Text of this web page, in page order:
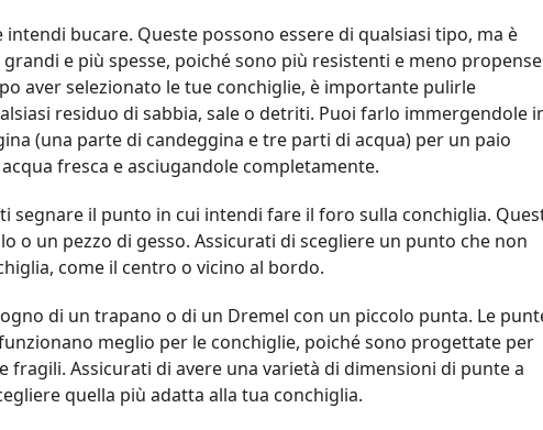
bucare. Queste possono essere di qualsiasi tipo, ma è
e più spesse, poiché sono più resistenti e meno
aver selezionato le tue conchiglie, è importante pulirle
residuo di sabbia, sale o detriti. Puoi farlo immergendole
(una parte di candeggina e tre parti di acqua) per un paio
fresca e asciugandole completamente.
segnare il punto in cui intendi fare il foro sulla conchiglia.
o un pezzo di gesso. Assicurati di scegliere un punto che non
come il centro o vicino al bordo.
di un trapano o di un Dremel con un piccolo punta. Le
meglio per le conchiglie, poiché sono progettate per
Assicurati di avere una varietà di dimensioni di punte a
quella più adatta alla tua conchiglia.